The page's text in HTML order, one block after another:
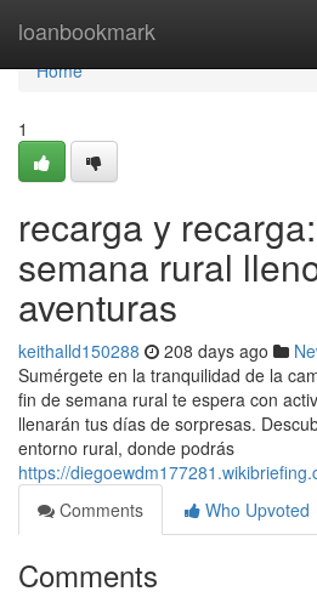
loanbookmark
Home
Home
1
recarga y
semana rural
aventuras
keithalld150288 208 days ago
Sumérgete en la tranquilidad de la
fin de semana rural te espera con
llenarán tus días de sorpresas.
entorno rural, donde podrás
https://
Comments
Who Upvoted
Comments